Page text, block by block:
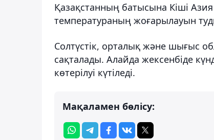
Қазақстанның батысына Кіші
температураның жоғарылауын
Солтүстік, орталық және шығыс
сақталады. Алайда жексенбіде
көтерілуі күтіледі.
Мақаламен бөлісу: